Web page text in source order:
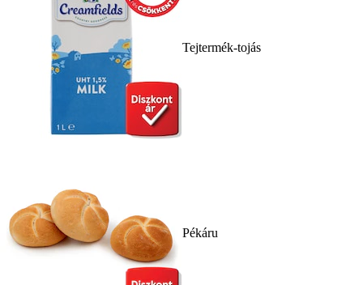
Tejtermék-tojás
Pékáru